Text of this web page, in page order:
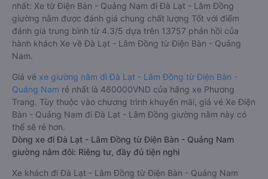
nhất: Xe từ Điện Bàn - Quảng Nam đi Đà Lạt - Lâm Đồng
giường nằm được đánh giá chung chất lượng Tốt với điểm
đánh giá trung bình từ 4.3/5 dựa trên 13757 phản hồi của
hành khách Xe về Đà Lạt - Lâm Đồng từ Điện Bàn - Quảng
Nam.
Giá vé xe giường nằm đi Đà Lạt - Lâm Đồng từ Điện Bàn -
Quảng Nam rẻ nhất là 460000VND của hãng xe Phương
Trang. Tùy thuộc vào chương trình khuyến mãi, giá vé Xe Điện
Bàn - Quảng Nam đi Đà Lạt - Lâm Đồng giường nằm này có
thể sẽ rẻ hơn.
Dòng xe đi Đà Lạt - Lâm Đồng từ Điện Bàn - Quảng Nam
giường nằm đôi: Riêng tư, đầy đủ tiện nghi
Xe khách đi Đà Lạt - Lâm Đồng từ Điện Bàn - Quảng Nam